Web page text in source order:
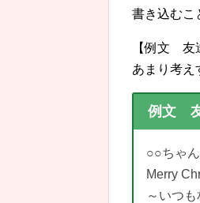
書き込むこ
【例文 友
あまり考え
例文
○○ちゃ
Merry
～いつ